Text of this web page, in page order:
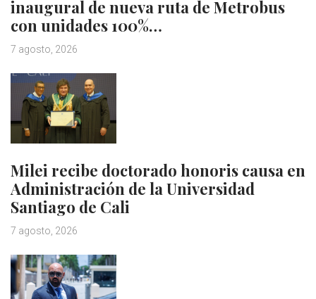
inaugural de nueva ruta de Metrobus
con unidades 100%…
7 agosto, 2026
Milei recibe doctorado honoris causa en
Administración de la Universidad
Santiago de Cali
7 agosto, 2026